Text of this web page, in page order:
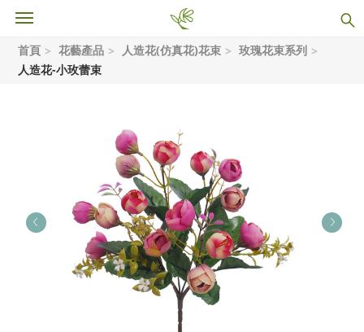
首頁 花藝產品 人造花(仿真花)花束
玫瑰花束系列
人造花-小玫蕾束